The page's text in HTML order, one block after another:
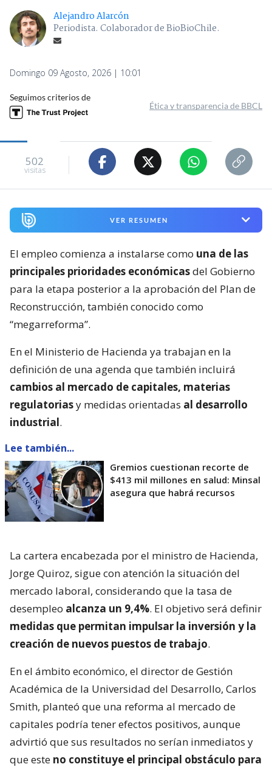
Alejandro Alarcón
Periodista. Colaborador de BioBioChile.
Domingo 09 Agosto, 2026 | 10:01
Seguimos criterios de
Ética y transparencia de BBCL
502
visitas
VER RESUMEN
El empleo comienza a instalarse como una de las
principales prioridades económicasdel Gobierno
para la etapa posterior a la aprobación del Plan de
Reconstrucción, también conocido como
“megarreforma”.
En el Ministerio de Hacienda ya trabajan en la
definición de una agenda que también incluirá
cambios al mercado de capitales, materias
regulatoriasy medidas orientadas al desarrollo
industrial.
Lee también...
Gremios cuestionan recorte de
$413 mil millones en salud: Minsal
asegura que habrá recursos
La cartera encabezada por el ministro de Hacienda,
Jorge Quiroz, sigue con atención la situación del
mercado laboral, considerando que la tasa de
desempleo alcanza un 9,4%. El objetivo será definir
medidas que permitan impulsar la inversión y la
creación de nuevos puestos de trabajo.
En el ámbito económico, el director de Gestión
Académica de la Universidad del Desarrollo, Carlos
Smith, planteó que una reforma al mercado de
capitales podría tener efectos positivos, aunque
advirtió que sus resultados no serían inmediatos y
que este no constituye el principal obstáculo para